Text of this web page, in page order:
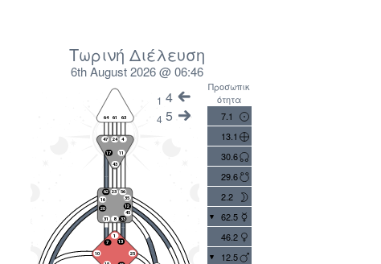
Τωρινή Διέλευση
6th August 2026 @ 06:46
1 4
4 5
Προσωπικ
ότητα
7.1
13.1
30.6
29.6
2.2
62.5
46.2
12.5